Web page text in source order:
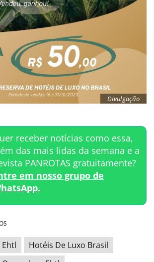
Divulgação
receber notícias como essa,
das mais lidas da semana e a
PANROTAS gratuitamente?
em nosso grupo de
Ehtl
Hotéis De Luxo Brasil